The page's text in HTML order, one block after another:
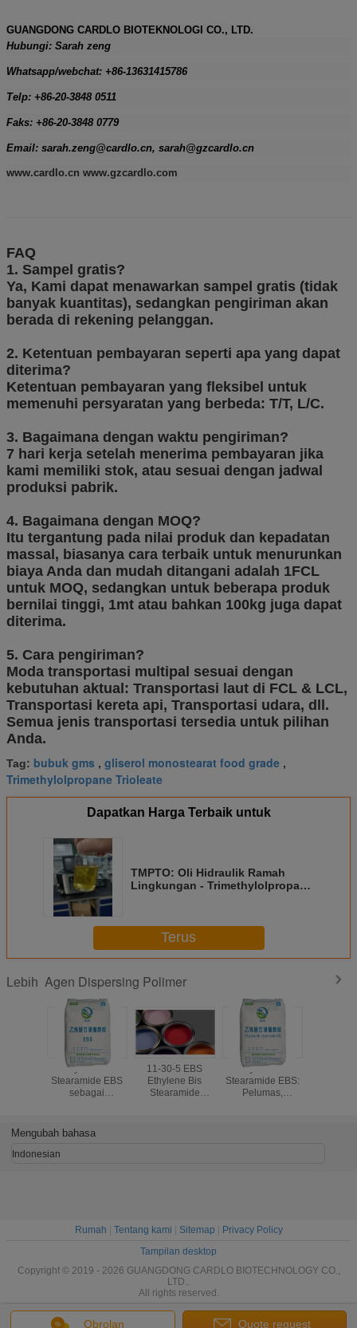
GUANGDONG CARDLO BIOTEKNOLOGI CO., LTD.
Hubungi: Sarah zeng
Whatsapp/webchat: +86-13631415786
Telp: +86-20-3848 0511
Faks: +86-20-3848 0779
Email: sarah.zeng@cardlo.cn, sarah@gzcardlo.cn
www.cardlo.cn www.gzcardlo.com
FAQ
1. Sampel gratis?
Ya, Kami dapat menawarkan sampel gratis (tidak
banyak kuantitas), sedangkan pengiriman akan
berada di rekening pelanggan.
2. Ketentuan pembayaran seperti apa yang dapat
diterima?
Ketentuan pembayaran yang fleksibel untuk
memenuhi persyaratan yang berbeda: T/T, L/C.
3. Bagaimana dengan waktu pengiriman?
7 hari kerja setelah menerima pembayaran jika
kami memiliki stok, atau sesuai dengan jadwal
produksi pabrik.
4. Bagaimana dengan MOQ?
Itu tergantung pada nilai produk dan kepadatan
massal, biasanya cara terbaik untuk menurunkan
biaya Anda dan mudah ditangani adalah 1FCL
untuk MOQ, sedangkan untuk beberapa produk
bernilai tinggi, 1mt atau bahkan 100kg juga dapat
diterima.
5. Cara pengiriman?
Moda transportasi multipal sesuai dengan
kebutuhan aktual: Transportasi laut di FCL & LCL,
Transportasi kereta api, Transportasi udara, dll.
Semua jenis transportasi tersedia untuk pilihan
Anda.
Tag: bubuk gms , gliserol monostearat food grade ,
Trimethylolpropane Trioleate
Dapatkan Harga Terbaik untuk
TMPTO: Oli Hidraulik Ramah
Lingkungan - Trimethylolpropane
Terus
Lebih Agen Dispersing Polimer
Ethylene Bis
Stearamide EBS
sebagai
Pelumas Internal
dan Eksternal,
Stabilizer Pigmen
11-30-5 EBS
Ethylene Bis
Stearamide
Ethylene Bis
Stearamide EBS:
Pelumas,
Obrolan Quote request
Mengubah bahasa
Indonesian
Rumah Tentang kami Sitemap
Privacy Policy
Tampilan desktop
Copyright © 2019 - 2026 GUANGDONG CARDLO BIOTECHNOLOGY CO.,
LTD..
All rights reserved.